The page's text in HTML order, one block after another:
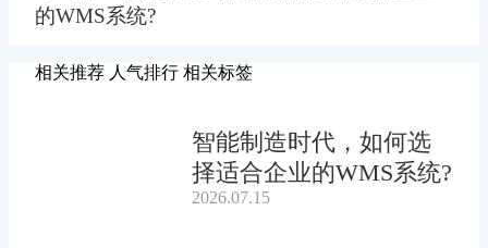
的WMS系统?
相关推荐 人气排行 相关标签
智能制造时代，如何选
择适合企业的WMS系统?
2026.07.15